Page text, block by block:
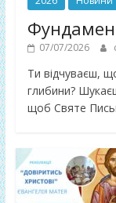
07/07/2026
Ти відчуваєш,
глибини?
щоб Святе